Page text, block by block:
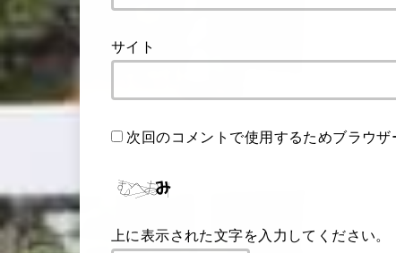
サイト
次回のコメントで使用するためブラウ
上に表示された文字を入力してください。